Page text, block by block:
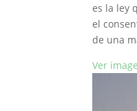
es la ley
el
de una
Ver